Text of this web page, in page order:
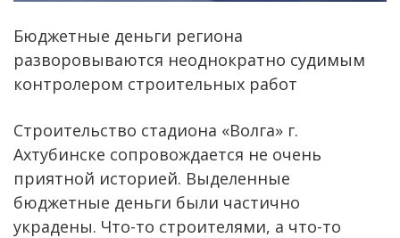
Бюджетные деньги региона
разворовываются неоднократно судимым
контролером строительных работ
Строительство стадиона «Волга» г.
Ахтубинске сопровождается не очень
приятной историей. Выделенные
бюджетные деньги были частично
украдены. Что-то строителями, а что-то